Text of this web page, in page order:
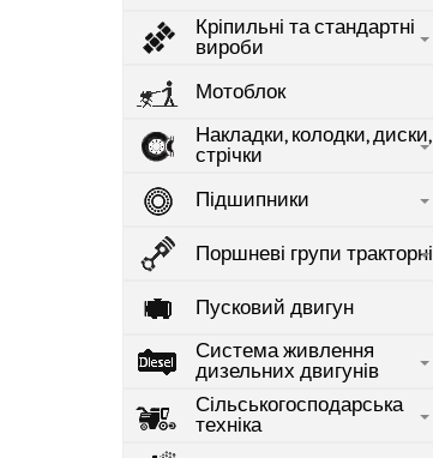
Кріпильні та стандартні
вироби
Мотоблок
Накладки, колодки, диски,
стрічки
Підшипники
Поршневі групи тракторні
Пусковий двигун
Система живлення
дизельних двигунів
Сільськогосподарська
техніка